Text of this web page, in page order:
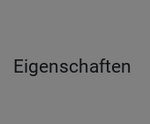
Eigenschaften